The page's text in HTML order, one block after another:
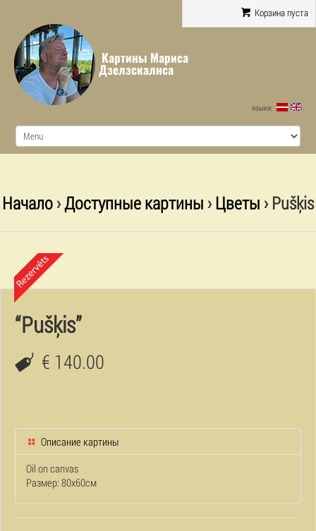
Корзина пуста
Картины Мариса
Дзелзскалнса
языки:
Начало›Доступные картины ›Цветы › Pušķis
“Pušķis”
€ 140.00
Описание картины
Oil on canvas
Размер: 80x60см